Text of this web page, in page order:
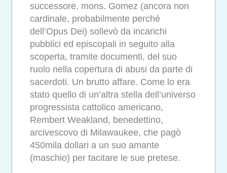
successore, mons. Gomez (ancora non
cardinale, probabilmente perché
dell’Opus Dei) sollevò da incarichi
pubblici ed episcopali in seguito alla
scoperta, tramite documenti, del suo
ruolo nella copertura di abusi da parte di
sacerdoti. Un brutto affare. Come lo era
stato quello di un’altra stella dell’universo
progressista cattolico americano,
Rembert Weakland, benedettino,
arcivescovo di Milawaukee, che pagò
450mila dollari a un suo amante
(maschio) per tacitare le sue pretese.